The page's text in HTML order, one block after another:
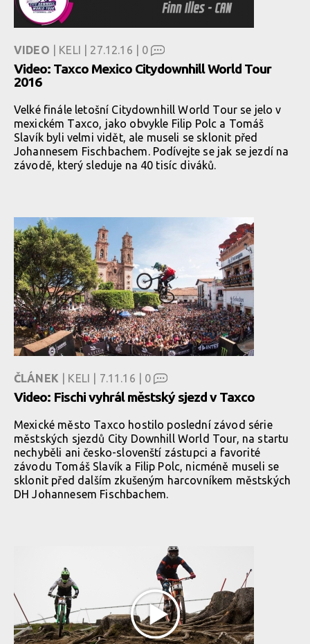
VIDEO | KELI | 27.12.16 | 0
Video: Taxco Mexico Citydownhill World Tour
2016
Velké finále letošní Citydownhill World Tour se jelo v
mexickém Taxco, jako obvykle Filip Polc a Tomáš
Slavík byli velmi vidět, ale museli se sklonit před
Johannesem Fischbachem. Podívejte se jak se jezdí na
závodě, který sleduje na 40 tisíc diváků.
ČLÁNEK | KELI | 7.11.16 | 0
Video: Fischi vyhrál městský sjezd v Taxco
Mexické město Taxco hostilo poslední závod série
městských sjezdů City Downhill World Tour, na startu
nechyběli ani česko-slovenští zástupci a favorité
závodu Tomáš Slavík a Filip Polc, nicméně museli se
sklonit před dalším zkušeným harcovníkem městských
DH Johannesem Fischbachem.